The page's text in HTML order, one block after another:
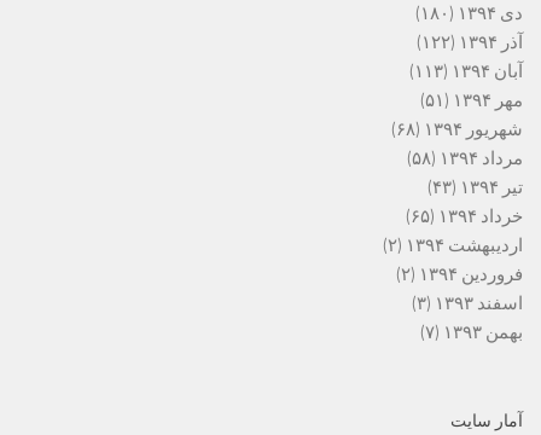
دی ۱۳۹۴
(۱۸۰)
آذر ۱۳۹۴
(۱۲۲)
آبان ۱۳۹۴
(۱۱۳)
مهر ۱۳۹۴
(۵۱)
شهریور ۱۳۹۴
(۶۸)
مرداد ۱۳۹۴
(۵۸)
تیر ۱۳۹۴
(۴۳)
خرداد ۱۳۹۴
(۶۵)
اردیبهشت ۱۳۹۴
(۲)
فروردین ۱۳۹۴
(۲)
اسفند ۱۳۹۳
(۳)
بهمن ۱۳۹۳
(۷)
آمار سایت